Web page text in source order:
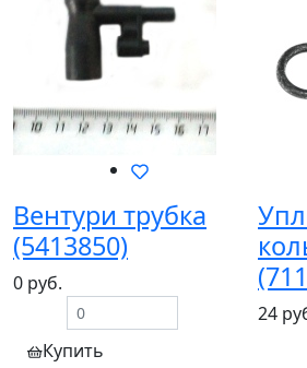
Вентури трубка
(5413850)
0 руб.
Купить
24